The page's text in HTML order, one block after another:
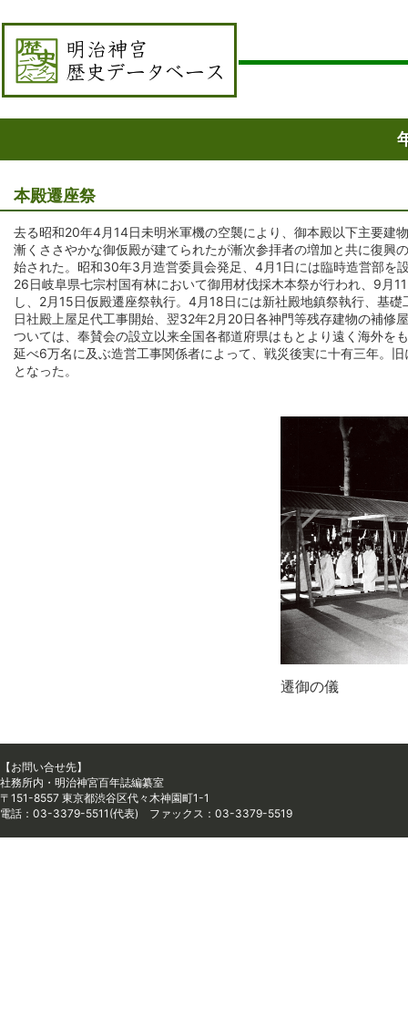
本殿遷座祭
去る昭和20年4月14日未明米軍機の空襲により、御本殿以下主要建
漸くささやかな御仮殿が建てられたが漸次参拝者の増加と共に復
始された。昭和30年3月造営委員会発足、4月1日には臨時造営部
26日岐阜県七宗村国有林において御用材伐採木本祭が行われ、9月
し、2月15日仮殿遷座祭執行。4月18日には新社殿地鎮祭執行、基
日社殿上屋足代工事開始、翌32年2月20日各神門等残存建物の補
ついては、奉賛会の設立以来全国各都道府県はもとより遠く海外
延べ6万名に及ぶ造営工事関係者によって、戦災後実に十有三年。
となった。
遷御の儀
【お問い合せ先】
社務所内・明治神宮百年誌編纂室
〒151-8557 東京都渋谷区代々木神園町1-1
電話：03-3379-5511(代表) ファックス：03-3379-5519